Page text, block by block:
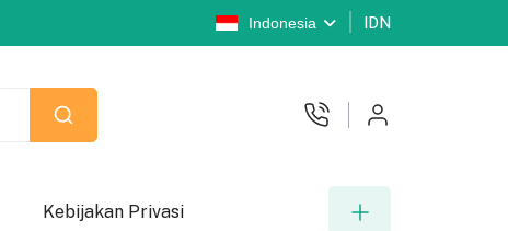
Indonesia IDN
Kebijakan Privasi